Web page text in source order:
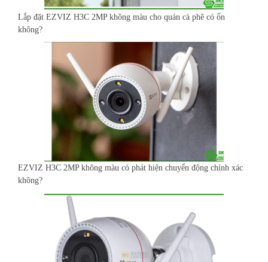
Lắp đặt EZVIZ H3C 2MP không màu cho quán cà phê có ổn
không?
EZVIZ H3C 2MP không màu có phát hiện chuyển động chính xác
không?